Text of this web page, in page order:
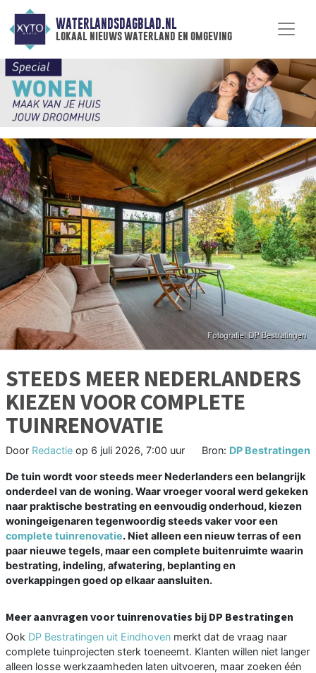
WATERLANDSDAGBLAD.NL
lokaal nieuws waterland en omgeving
STEEDS MEER NEDERLANDERS
KIEZEN VOOR COMPLETE
TUINRENOVATIE
Door Redactie op 6 juli 2026, 7:00 uur Bron: DP Bestratingen
De tuin wordt voor steeds meer Nederlanders een belangrijk
onderdeel van de woning. Waar vroeger vooral werd gekeken
naar praktische bestrating en eenvoudig onderhoud, kiezen
woningeigenaren tegenwoordig steeds vaker voor een
complete tuinrenovatie. Niet alleen een nieuw terras of een
paar nieuwe tegels, maar een complete buitenruimte waarin
bestrating, indeling, afwatering, beplanting en
overkappingen goed op elkaar aansluiten.
Meer aanvragen voor tuinrenovaties bij DP Bestratingen
Ook DP Bestratingen uit Eindhoven merkt dat de vraag naar
complete tuinprojecten sterk toeneemt. Klanten willen niet langer
alleen losse werkzaamheden laten uitvoeren, maar zoeken één